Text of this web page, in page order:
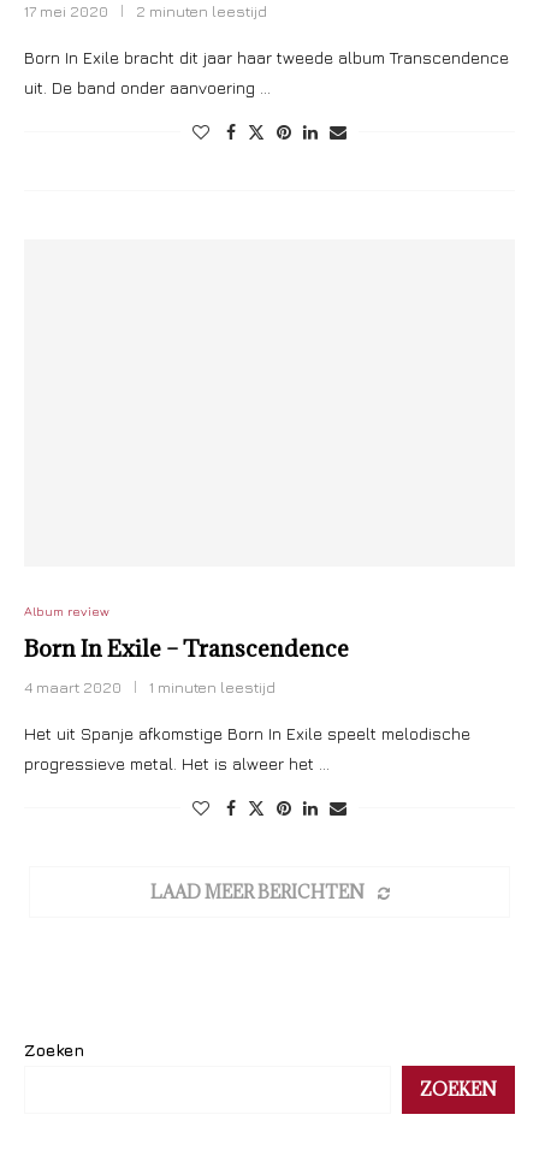
17 mei 2020 2 minuten leestijd
Born In Exile bracht dit jaar haar tweede album Transcendence
uit. De band onder aanvoering …
Album review
Born In Exile – Transcendence
4 maart 2020 1 minuten leestijd
Het uit Spanje afkomstige Born In Exile speelt melodische
progressieve metal. Het is alweer het …
LAAD MEER BERICHTEN
Zoeken
ZOEKEN